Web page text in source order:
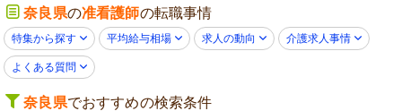
奈良県の准看護師の転職事情
特集から探す 平均給与相場 求人の動向 介護求人事情
よくある質問
奈良県でおすすめの検索条件